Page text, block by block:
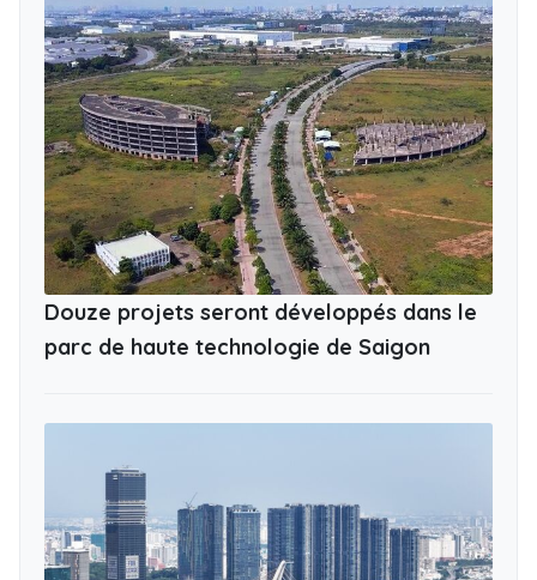
Douze projets seront développés dans le
parc de haute technologie de Saigon